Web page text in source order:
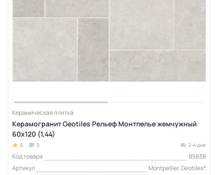
Керамическая плитка
Керамогранит Geotiles Рельеф Монтпелье жемчужный
60x120 (1,44)
0 0 2-4 дня
Код товара
85838
Артикул
Montpellier, Geotiles*